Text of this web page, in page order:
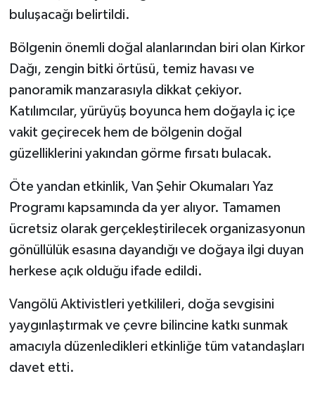
buluşacağı belirtildi.
Bölgenin önemli doğal alanlarından biri olan Kirkor
Dağı, zengin bitki örtüsü, temiz havası ve
panoramik manzarasıyla dikkat çekiyor.
Katılımcılar, yürüyüş boyunca hem doğayla iç içe
vakit geçirecek hem de bölgenin doğal
güzelliklerini yakından görme fırsatı bulacak.
Öte yandan etkinlik, Van Şehir Okumaları Yaz
Programı kapsamında da yer alıyor. Tamamen
ücretsiz olarak gerçekleştirilecek organizasyonun
gönüllülük esasına dayandığı ve doğaya ilgi duyan
herkese açık olduğu ifade edildi.
Vangölü Aktivistleri yetkilileri, doğa sevgisini
yaygınlaştırmak ve çevre bilincine katkı sunmak
amacıyla düzenledikleri etkinliğe tüm vatandaşları
davet etti.